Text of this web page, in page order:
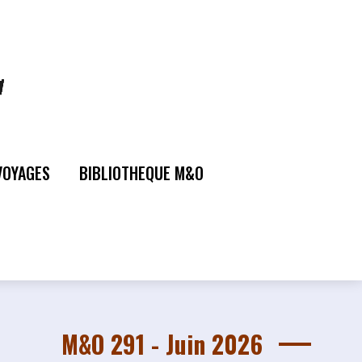
BIBLIOTHEQUE M&O
M&O 291 - Juin 2026